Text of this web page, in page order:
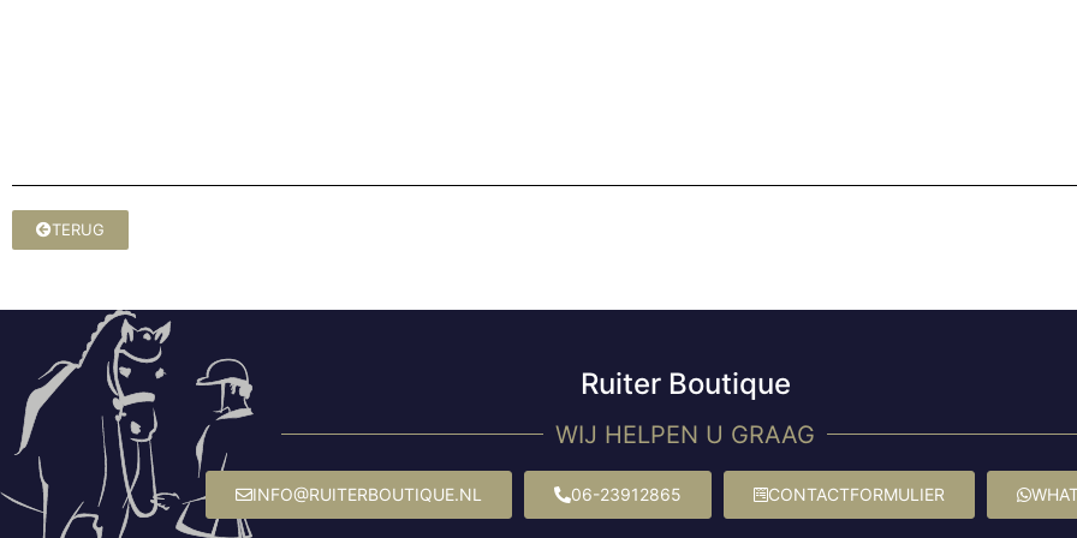
TERUG
Ruiter Boutique
WIJ HELPEN U GRAAG
INFO@RUITERBOUTIQUE.NL 06-23912865 CONTACTFORMULIER